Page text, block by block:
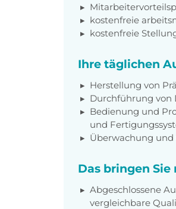
kostenfreie
kostenfreie
Ihre täglichen
Herstellung von
Durchführung von
Bedienung und
und
Überwachung
Das bringen Sie
Abgeschlossene
vergleichbare